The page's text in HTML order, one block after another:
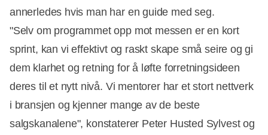
annerledes hvis man har en guide med seg.
"Selv om programmet opp mot messen er en kort
sprint, kan vi effektivt og raskt skape små seire og gi
dem klarhet og retning for å løfte forretningsideen
deres til et nytt nivå. Vi mentorer har et stort nettverk
i bransjen og kjenner mange av de beste
salgskanalene", konstaterer Peter Husted Sylvest og